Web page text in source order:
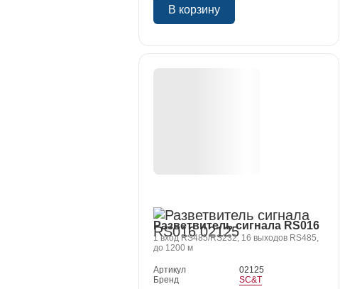
В корзину
Разветвитель сигнала RS016
1 вход RS485/RS232, 16 выходов RS485,
до 1200 м
Артикул
02125
Бренд
SC&T